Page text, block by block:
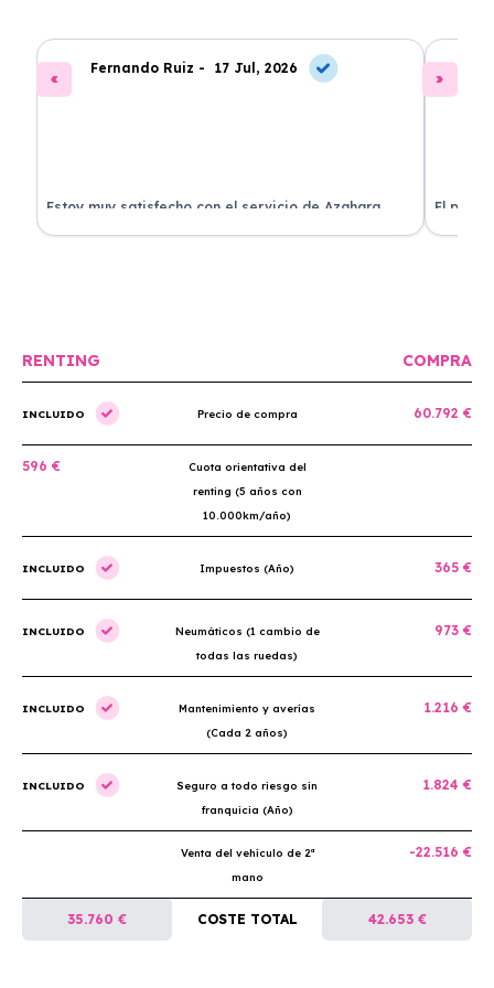
Fernando Ruiz - 17 Jul, 2026
Estoy muy satisfecho con el servicio de Azahara
Renting. El coche está en perfectas condiciones y el
El
llegó
RENTING COMPRA
INCLUIDO Precio de compra 60.792 €
596 €
Cuota orientativa del
renting (5 años con
10.000km/año)
INCLUIDO Impuestos (Año) 365 €
INCLUIDO
Neumáticos (1 cambio de
todas las ruedas)
973 €
INCLUIDO
Mantenimiento y averías
(Cada 2 años)
1.216 €
INCLUIDO
Seguro a todo riesgo sin
franquicia (Año)
1.824 €
Venta del vehículo de 2ª
mano
-22.516 €
35.760 € COSTE TOTAL 42.653 €